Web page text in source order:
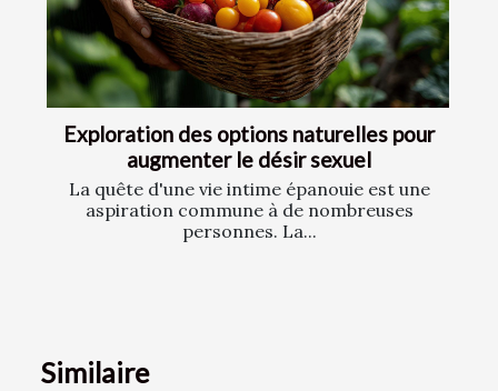
Exploration des options naturelles pour
augmenter le désir sexuel
La quête d'une vie intime épanouie est une
aspiration commune à de nombreuses
personnes. La...
Similaire